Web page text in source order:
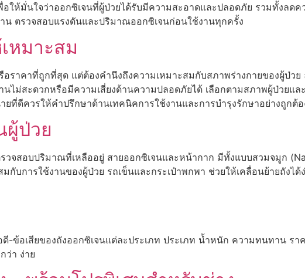
ห้มั่นใจว่าออกซิเจนที่ผู้ป่วยได้รับมีความสะอาดและปลอดภัย รวมทั้งลดค
น ตรวจสอบแรงดันและปริมาณออกซิเจนก่อนใช้งานทุกครั้ง
หมาะสม
อราคาที่ถูกที่สุด แต่ต้องคำนึงถึงความเหมาะสมกับสภาพร่างกายของผู้ป่ว
ไม่สะดวกหรือมีความเสี่ยงด้านความปลอดภัยได้ เลือกตามสภาพผู้ป่วยแ
ที่ดีควรให้คำปรึกษาด้านเทคนิคการใช้งานและการบำรุงรักษาอย่างถูกต้อ
ผู้ป่วย
วจสอบปริมาณที่เหลืออยู่ สายออกซิเจนและหน้ากาก มีทั้งแบบสวมจมูก
บการใช้งานของผู้ป่วย รถเข็นและกระเป๋าพกพา ช่วยให้เคลื่อนย้ายถังได้
-ข้อเสียของถังออกซิเจนแต่ละประเภท ประเภท น้ำหนัก ความทนทาน รา
ว่า ง่าย